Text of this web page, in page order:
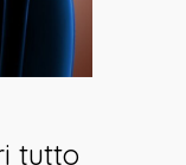
tutto